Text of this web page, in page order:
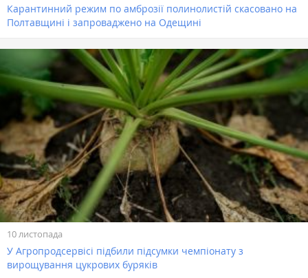
Карантинний режим по амброзії полинолистій скасовано на
Полтавщині і запроваджено на Одещині
10 листопада
У Агропродсервісі підбили підсумки чемпіонату з
вирощування цукрових буряків